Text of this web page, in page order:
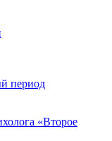
период
«Второе